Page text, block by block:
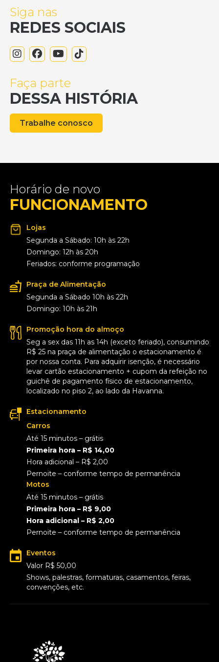
Siga nas
REDES SOCIAIS
Faça parte
DESSA HISTÓRIA
Trabalhe conosco
Horário de novo
FUNCIONAMENTO
Lojas
Segunda a Sábado: 10h às 22h
Domingo: 12h às 20h
Feriados: conforme programação
Praça de Alimentação
Segunda a Sábado 10h às 22h
Domingo: 10h às 21h
Promoção hora do almoço
Seg a sex das 11h as 14h (exceto feriado), consumindo
R$ 25 na praça de alimentação o estacionamento é
por nossa conta. Para adquirir isenção, é necessário
levar cartão estacionamento + cupom da refeição no
guichê de pagamento físico de estacionamento,
localizado no piso 2, ao lado da Havanna.
Estacionamento
Carros
Até 15 minutos – grátis
Primeira hora – R$ 14,00
Hora adicional – R$ 2,00
Pernoite – conforme tempo de permanência
Motos
Até 15 minutos – grátis
Primeira hora – R$ 9,00
Hora adicional – R$ 2,00
Pernoite – conforme tempo de permanência
Eventos
Valor R$ 50,00
Shows, palestras, formaturas, casamentos, feiras,
convenções, etc.